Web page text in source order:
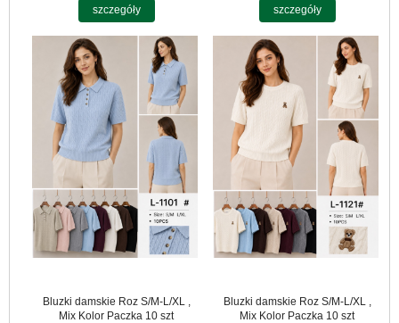
szczegóły szczegóły
Bluzki damskie Roz S/M-L/XL ,
Mix Kolor Paczka 10 szt
Bluzki damskie Roz S/M-L/XL ,
Mix Kolor Paczka 10 szt